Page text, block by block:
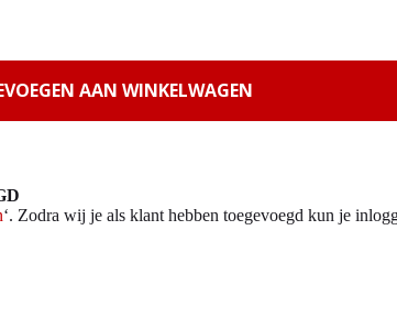
AAN WINKELWAGEN
‘. Zodra wij je als klant hebben toegevoegd kun je